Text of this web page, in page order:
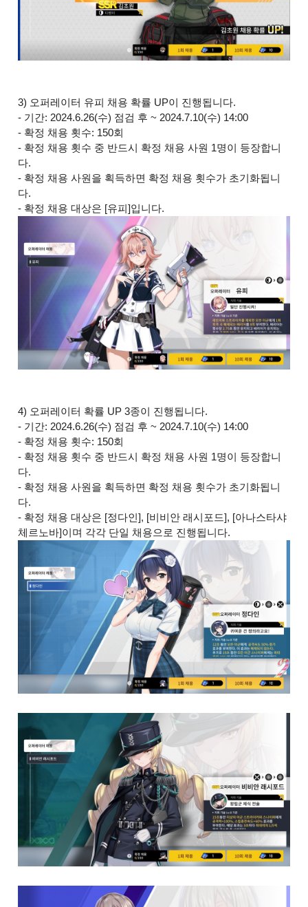
3) 오퍼레이터 유피 채용 확률 UP이 진행됩니다.
- 기간: 2024.6.26(수) 점검 후 ~ 2024.7.10(수) 14:00
- 확정 채용 횟수: 150회
- 확정 채용 횟수 중 반드시 확정 채용 사원 1명이 등장합니
다.
- 확정 채용 사원을 획득하면 확정 채용 횟수가 초기화됩니
다.
- 확정 채용 대상은 [유피]입니다.
4) 오퍼레이터 확률 UP 3종이 진행됩니다.
- 기간: 2024.6.26(수) 점검 후 ~ 2024.7.10(수) 14:00
- 확정 채용 횟수: 150회
- 확정 채용 횟수 중 반드시 확정 채용 사원 1명이 등장합니
다.
- 확정 채용 사원을 획득하면 확정 채용 횟수가 초기화됩니
다.
- 확정 채용 대상은 [정다인], [비비안 래시포드], [아나스타샤
체르노바]이며 각각 단일 채용으로 진행됩니다.